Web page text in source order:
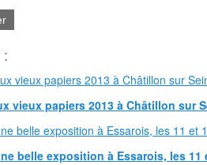
vieux papiers 2013 à Châtillon sur
belle exposition à Essarois, les 11